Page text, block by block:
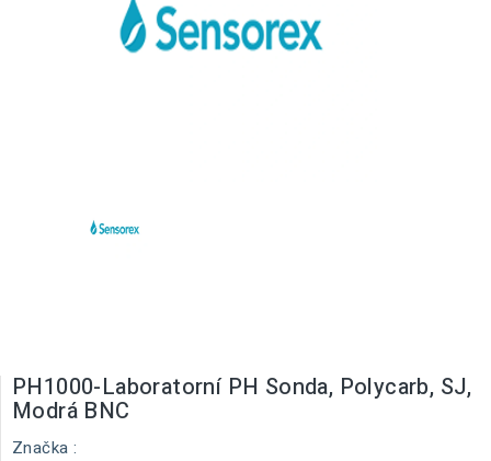
PH1000-Laboratorní PH Sonda, Polycarb, SJ,
Modrá BNC
Značka :